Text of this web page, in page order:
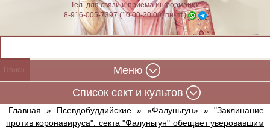
Тел. для связи и приёма информации
8-916-005-7397 (10:00-20:00, пн-пт)
Меню
Cписок сект и культов
Главная » Псевдобуддийские » «Фалуньгун» » "Заклинание
против коронавируса": секта "Фалуньгун" обещает уверовавшим